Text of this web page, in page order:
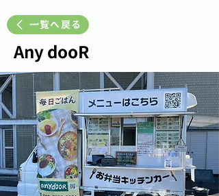
一覧へ戻る
Any dooR